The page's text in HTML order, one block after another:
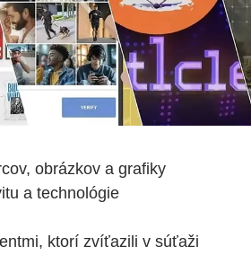
obrázkov a grafiky
a technológie
ktorí zvíťazili v súťaži